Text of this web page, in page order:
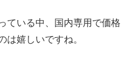
ている中、国内専用で価格
は嬉しいですね。